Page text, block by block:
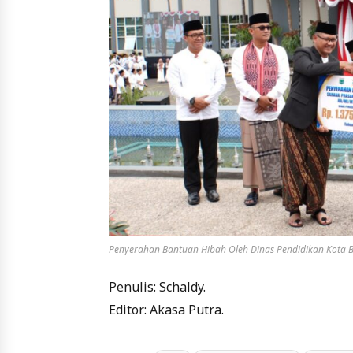
Penyerahan Bantuan Hibah Oleh Dinas Pendidikan Kota
Penulis: Schaldy.
Editor: Akasa Putra.